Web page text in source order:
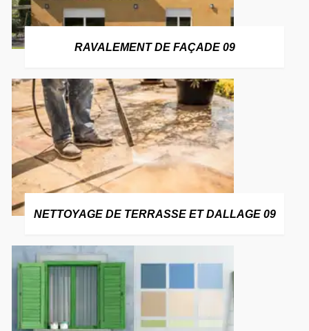
RAVALEMENT DE FAÇADE 09
NETTOYAGE DE TERRASSE ET DALLAGE 09